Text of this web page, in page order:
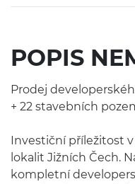
POPIS
Prodej
+ 22 stavebních
Investiční příležitost
lokalit Jižních Čech.
kompletní